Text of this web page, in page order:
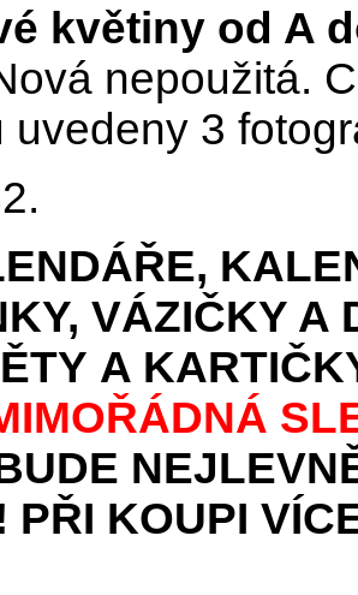
květiny od A
nepoužitá.
uvedeny 3
VÁZIČKY A
A
PŘI KOUPI